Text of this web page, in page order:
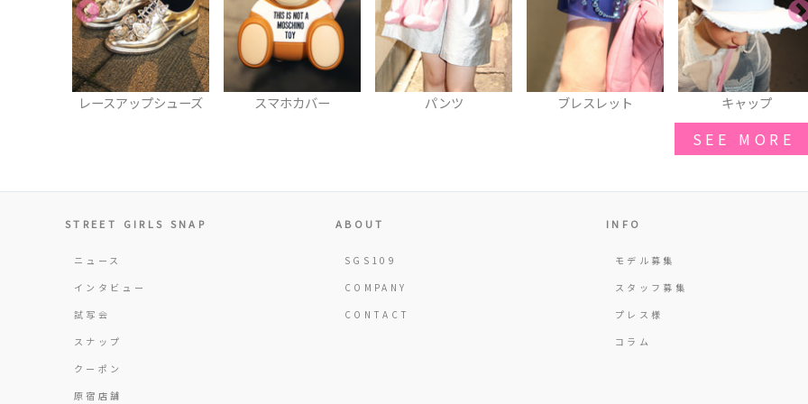
スマホカバー パンツ ブレスレット キャップ ショルダーバッグ
SEE MORE
STREET GIRLS SNAP
ニュース
インタビュー
試写会
スナップ
クーポン
原宿店舗
ABOUT
SGS109
COMPANY
CONTACT
INFO
モデル募集
スタッフ募集
プレス様
コラム